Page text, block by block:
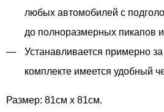
любых автомобилей с
до полноразмерных пикапов
Устанавливается примерно
комплекте имеется удобный
Размер: 81см х 81см.